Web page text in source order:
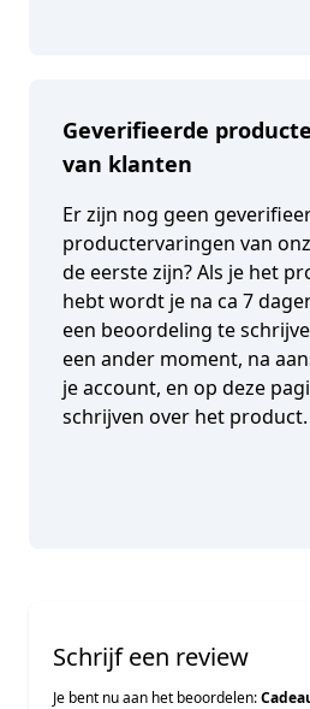
Geverifieerde
van klanten
Er zijn nog geen
productervaringen van
de eerste zijn? Als je het
hebt wordt je na ca 7
een beoordeling te
een ander moment, na
je account, en op deze
schrijven over het product.
Schrijf een review
Je bent nu aan het beoordelen: